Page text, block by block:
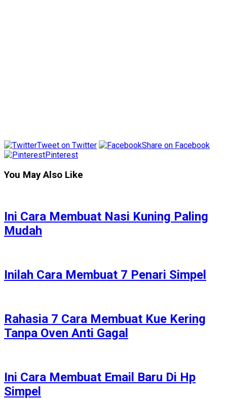
Tweet on Twitter
Share on Facebook
Pinterest
You May Also Like
Ini Cara Membuat Nasi Kuning Paling
Mudah
Inilah Cara Membuat 7 Penari Simpel
Rahasia 7 Cara Membuat Kue Kering
Tanpa Oven Anti Gagal
Ini Cara Membuat Email Baru Di Hp
Simpel